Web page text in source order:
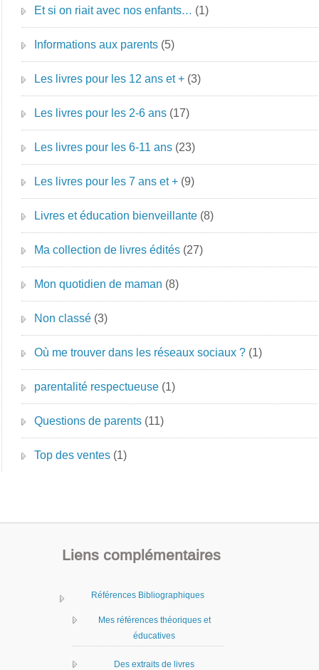
Et si on riait avec nos enfants… (1)
Informations aux parents (5)
Les livres pour les 12 ans et + (3)
Les livres pour les 2-6 ans (17)
Les livres pour les 6-11 ans (23)
Les livres pour les 7 ans et + (9)
Livres et éducation bienveillante (8)
Ma collection de livres édités (27)
Mon quotidien de maman (8)
Non classé (3)
Où me trouver dans les réseaux sociaux ? (1)
parentalité respectueuse (1)
Questions de parents (11)
Top des ventes (1)
Liens complémentaires
Références Bibliographiques
Mes références théoriques et
éducatives
Des extraits de livres